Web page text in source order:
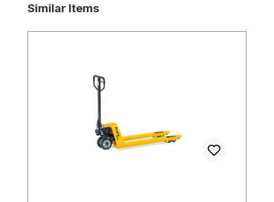
Produktgalerie überspringen
Similar Items